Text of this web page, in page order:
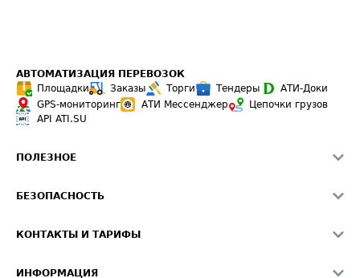
АВТОМАТИЗАЦИЯ ПЕРЕВОЗОК
Площадки
Заказы Торги Тендеры
АТИ-Доки
GPS-мониторинг
АТИ Мессенджер
Цепочки грузов
API ATI.SU
ПОЛЕЗНОЕ
Звезды ATI.SU на вашем сайте
Средние ставки
БЕЗОПАСНОСТЬ
Светофор+
КОНТАКТЫ И ТАРИФЫ
ИНФОРМАЦИЯ